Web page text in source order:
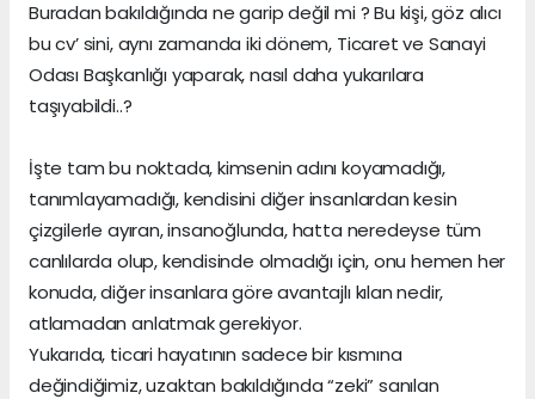
Buradan bakıldığında ne garip değil mi ? Bu kişi, göz alıcı
bu cv’ sini, aynı zamanda iki dönem, Ticaret ve Sanayi
Odası Başkanlığı yaparak, nasıl daha yukarılara
taşıyabildi..?
İşte tam bu noktada, kimsenin adını koyamadığı,
tanımlayamadığı, kendisini diğer insanlardan kesin
çizgilerle ayıran, insanoğlunda, hatta neredeyse tüm
canlılarda olup, kendisinde olmadığı için, onu hemen her
konuda, diğer insanlara göre avantajlı kılan nedir,
atlamadan anlatmak gerekiyor.
Yukarıda, ticari hayatının sadece bir kısmına
değindiğimiz, uzaktan bakıldığında “zeki” sanılan